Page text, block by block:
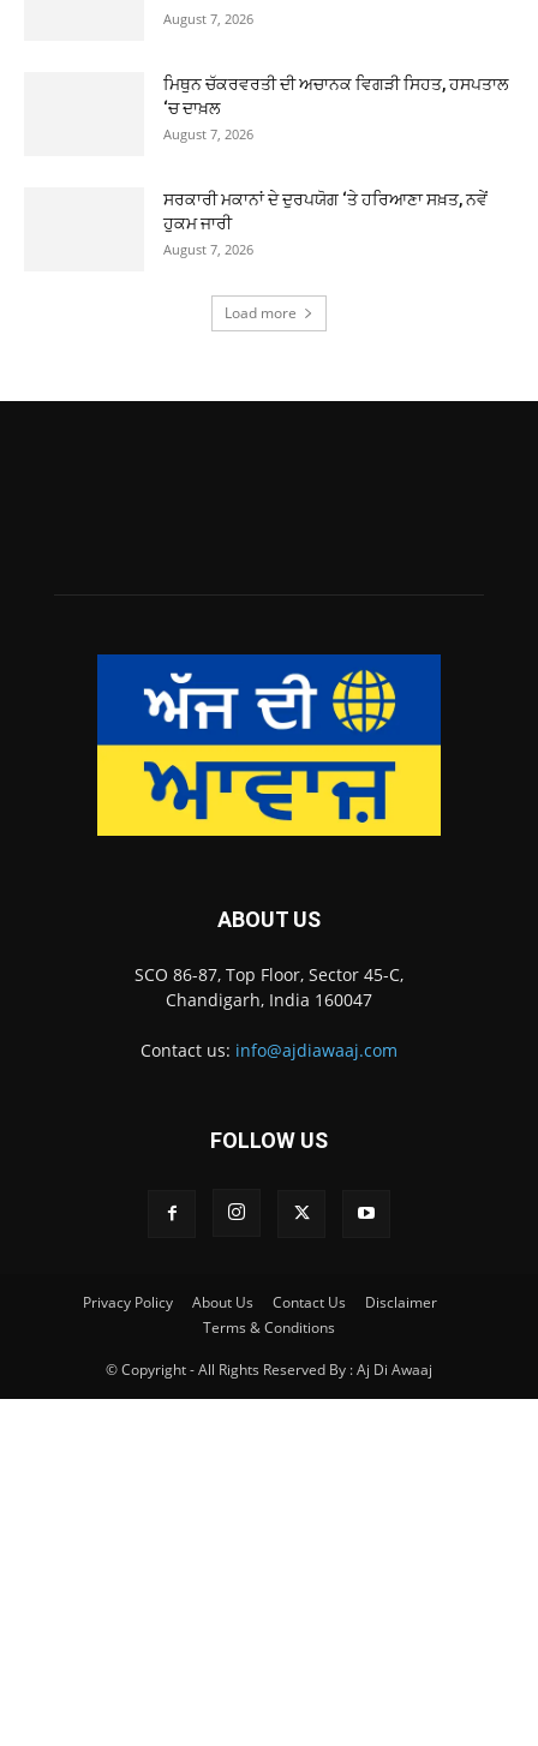
August 7, 2026
ਮਿਥੁਨ ਚੱਕਰਵਰਤੀ ਦੀ ਅਚਾਨਕ ਵਿਗੜੀ ਸਿਹਤ, ਹਸਪਤਾਲ
‘ਚ ਦਾਖ਼ਲ
August 7, 2026
ਸਰਕਾਰੀ ਮਕਾਨਾਂ ਦੇ ਦੁਰਪਯੋਗ ‘ਤੇ ਹਰਿਆਣਾ ਸਖ਼ਤ, ਨਵੇਂ
ਹੁਕਮ ਜਾਰੀ
August 7, 2026
Load more
ABOUT US
SCO 86-87, Top Floor, Sector 45-C,
Chandigarh, India 160047
Contact us: info@ajdiawaaj.com
FOLLOW US
Privacy Policy About Us Contact Us
Disclaimer
Terms & Conditions
© Copyright - All Rights Reserved By : Aj Di Awaaj